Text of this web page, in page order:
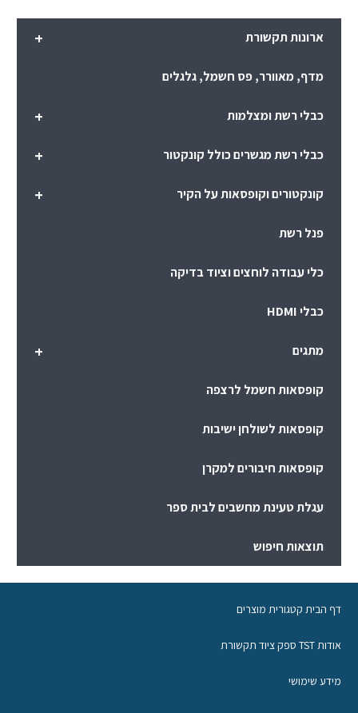
+ ארונות תקשורת
מדף, מאוורר, פס חשמל, גלגלים
+ כבלי רשת ומצלמות
+ כבלי רשת מגשרים כולל קונקטור
+ קונקטורים וקופסאות על הקיר
פנל רשת
כלי עבודה לוחצים וציוד בדיקה
כבלי HDMI
+ מתגים
קופסאות חשמל לרצפה
קופסאות לשולחן ישיבות
קופסאות חיבורים למקרן
עגלת טעינת מחשבים לבית ספר
תוצאות חיפוש
דף הבית קטגורית מוצרים
אודות TST ספק ציוד תקשורת
מידע שימושי